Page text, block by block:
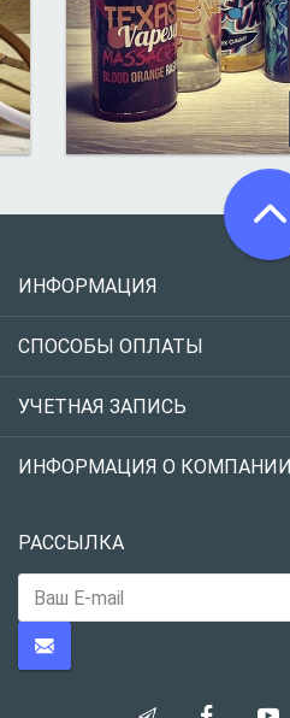
ИНФОРМАЦИЯ
СПОСОБЫ ОПЛАТЫ
УЧЕТНАЯ ЗАПИСЬ
ИНФОРМАЦИЯ О КОМПАНИИ
РАССЫЛКА